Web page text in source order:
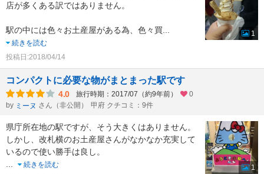
店が多くある訳ではありません。
駅の中には色々お土産屋がある為、色々買
続きを読む
投稿日:2018/04/14
1
コンパクトに必要な物がまとまった駅です
4.0 旅行時期：2017/07（約9年前）
0
by ミーヌ さん（非公開） 甲府 クチコミ：9件
県庁所在地の駅ですが、そう大きくはありません。
しかし、改札横のお土産屋さんがなかなか充実して
いるので使い勝手は良し。
続きを読む
1